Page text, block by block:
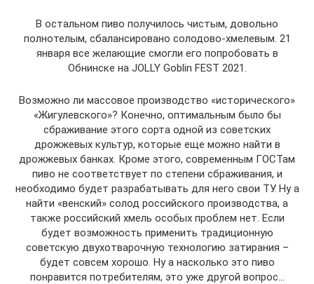
В остальном пиво получилось чистым, довольно
полнотелым, сбалансировано солодово-хмелевым. 21
января все желающие смогли его попробовать в
Обнинске на JOLLY Goblin FEST 2021.
Возможно ли массовое производство «исторического»
«Жигулевского»? Конечно, оптимальным было бы
сбраживание этого сорта одной из советских
дрожжевых культур, которые еще можно найти в
дрожжевых банках. Кроме этого, современным ГОСТам
пиво не соответствует по степени сбраживания, и
необходимо будет разрабатывать для него свои ТУ. Ну а
найти «венский» солод российского производства, а
также российский хмель особых проблем нет. Если
будет возможность применить традиционную
советскую двухотварочную технологию затирания –
будет совсем хорошо. Ну а насколько это пиво
понравится потребителям, это уже другой вопрос…